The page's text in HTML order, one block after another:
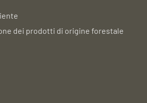
dei prodotti di origine forestale